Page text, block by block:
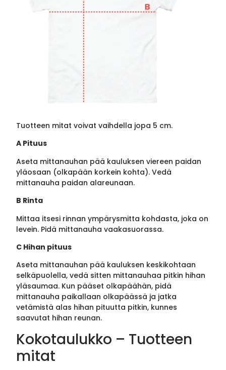
Tuotteen mitat voivat vaihdella jopa 5 cm.
A Pituus
Aseta mittanauhan pää kauluksen viereen paidan
yläosaan (olkapään korkein kohta). Vedä
mittanauha paidan alareunaan.
B Rinta
Mittaa itsesi rinnan ympärysmitta kohdasta, joka on
levein. Pidä mittanauha vaakasuorassa.
C Hihan pituus
Aseta mittanauhan pää kauluksen keskikohtaan
selkäpuolella, vedä sitten mittanauhaa pitkin hihan
yläsaumaa. Kun pääset olkapäähän, pidä
mittanauha paikallaan olkapäässä ja jatka
vetämistä alas hihan pituutta pitkin, kunnes
saavutat hihan reunan.
Kokotaulukko – Tuotteen
mitat